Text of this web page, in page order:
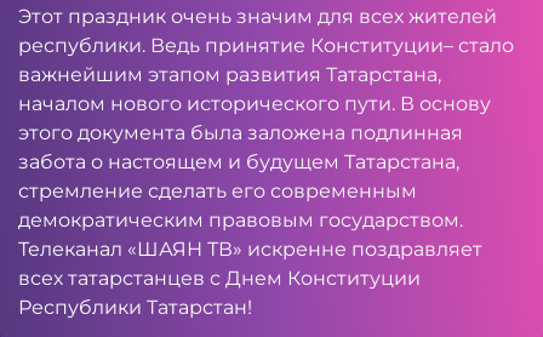
Этот праздник очень значим для всех жителей
республики. Ведь принятие Конституции– стало
важнейшим этапом развития Татарстана,
началом нового исторического пути. В основу
этого документа была заложена подлинная
забота о настоящем и будущем Татарстана,
стремление сделать его современным
демократическим правовым государством.
Телеканал «ШАЯН ТВ» искренне поздравляет
всех татарстанцев с Днем Конституции
Республики Татарстан!